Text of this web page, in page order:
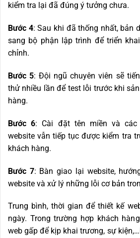
kiểm tra lại đã đúng ý tưởng chưa.
Bước 4: Sau khi đã thống nhất, bản
sang bộ phận lập trình để triển
chỉnh.
Bước 5: Đội ngũ chuyên viên sẽ
thử nhiều lần để test lỗi trước khi
hàng.
Bước 6: Cài đặt tên miền và
website vẫn tiếp tục được kiểm tra
khách hàng.
Bước 7: Bàn giao lại website,
website và xử lý những lỗi cơ bản
Trung bình, thời gian để thiết kế
ngày. Trong trường hợp khách
web gấp để kịp khai trương, sự